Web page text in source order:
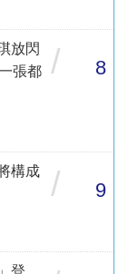
放閃
張都
/ 8
構成
/ 9
登